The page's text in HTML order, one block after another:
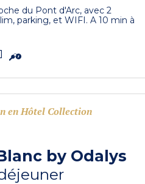
du Pont d'Arc, avec 2
parking, et WIFI. A 10 min à
en Hôtel Collection
by Odalys